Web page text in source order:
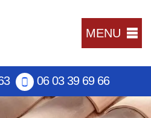
MENU
06 03 39 69 66